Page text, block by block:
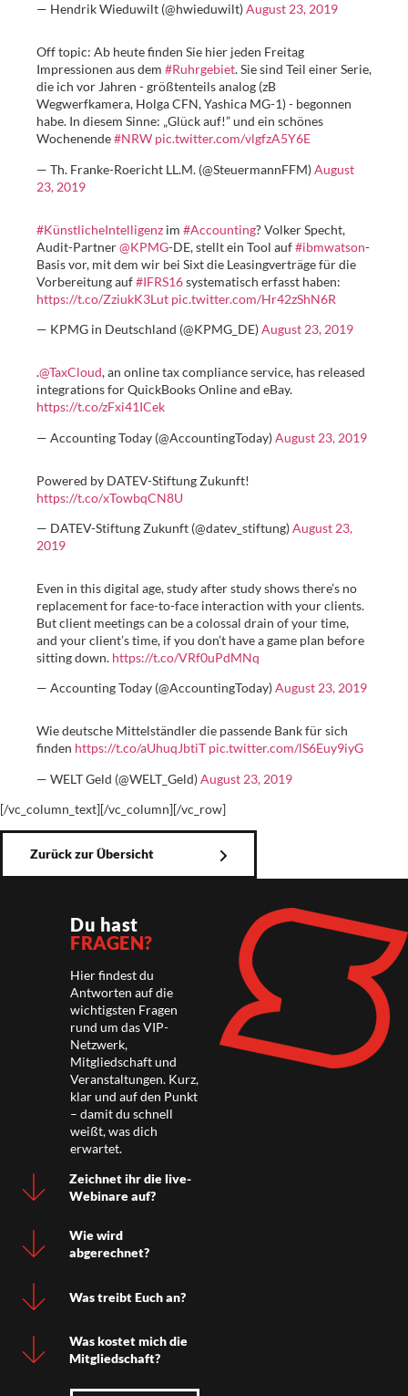
— Hendrik Wieduwilt (@hwieduwilt)August 23, 2019
Off topic: Ab heute finden Sie hier jeden Freitag
Impressionen aus dem #Ruhrgebiet. Sie sind Teil einer Serie,
die ich vor Jahren - größtenteils analog (zB
Wegwerfkamera, Holga CFN, Yashica MG-1) - begonnen
habe. In diesem Sinne: „Glück auf!” und ein schönes
Wochenende#NRW pic.twitter.com/vlgfzA5Y6E
— Th. Franke-Roericht LL.M. (@SteuermannFFM)August
23, 2019
#KünstlicheIntelligenz im #Accounting? Volker Specht,
Audit-Partner@KPMG-DE, stellt ein Tool auf#ibmwatson-
Basis vor, mit dem wir bei Sixt die Leasingverträge für die
Vorbereitung auf#IFRS16systematisch erfasst haben:
https://t.co/ZziukK3Lut pic.twitter.com/Hr42zShN6R
— KPMG in Deutschland (@KPMG_DE)August 23, 2019
.@TaxCloud, an online tax compliance service, has released
integrations for QuickBooks Online and eBay.
https://t.co/zFxi41ICek
— Accounting Today (@AccountingToday)August 23, 2019
Powered by DATEV-Stiftung Zukunft!
https://t.co/xTowbqCN8U
— DATEV-Stiftung Zukunft (@datev_stiftung)August 23,
2019
Even in this digital age, study after study shows there’s no
replacement for face-to-face interaction with your clients.
But client meetings can be a colossal drain of your time,
and your client’s time, if you don’t have a game plan before
sitting down. https://t.co/VRf0uPdMNq
— Accounting Today (@AccountingToday)August 23, 2019
Wie deutsche Mittelständler die passende Bank für sich
finden https://t.co/aUhuqJbtiT pic.twitter.com/lS6Euy9iyG
— WELT Geld (@WELT_Geld)August 23, 2019
[/vc_column_text][/vc_column][/vc_row]
Zurück zur Übersicht
Du hast
FRAGEN?
Hier findest du
Antworten auf die
wichtigsten Fragen
rund um das VIP-
Netzwerk,
Mitgliedschaft und
Veranstaltungen. Kurz,
klar und auf den Punkt
– damit du schnell
weißt, was dich
erwartet.
Zeichnet ihr die live-
Webinare auf?
Wie wird
abgerechnet?
Was treibt Euch an?
Was kostet mich die
Mitgliedschaft?